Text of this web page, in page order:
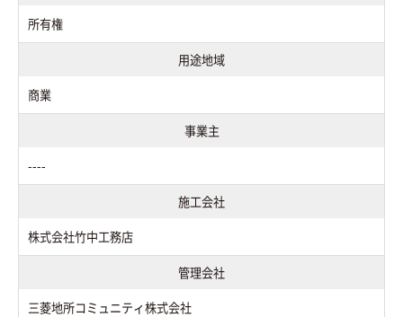
所有権
用途地域
商業
事業主
----
施工会社
株式会社竹中工務店
管理会社
三菱地所コミュニティ株式会社